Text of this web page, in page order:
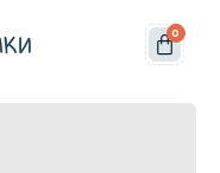
0